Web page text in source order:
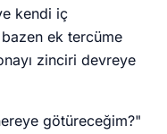
kendi iç
ek tercüme
zinciri devreye
götüreceğim?"